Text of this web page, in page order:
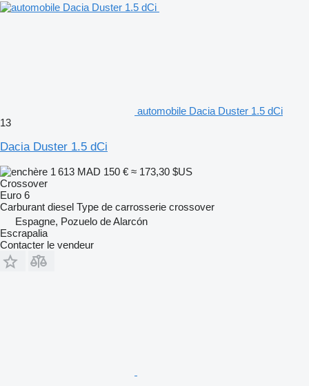
automobile Dacia Duster 1.5 dCi
13
Dacia Duster 1.5 dCi
1 613 MAD 150 € ≈ 173,30 $US
Crossover
Euro 6
Carburant diesel Type de carrosserie crossover
Espagne, Pozuelo de Alarcón
Escrapalia
Contacter le vendeur